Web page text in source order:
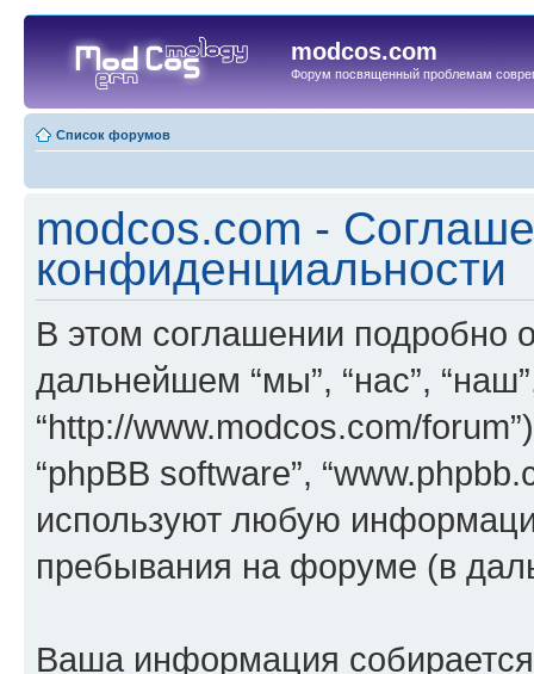
modcos.com
Форум посвященный проблемам
Список форумов
modcos.com -
конфиденциальности
В этом соглашении подробно
дальнейшем “мы”, “нас”,
“http://www.modcos.com/
“phpBB software”,
используют любую
пребывания на форуме (в
Ваша информация